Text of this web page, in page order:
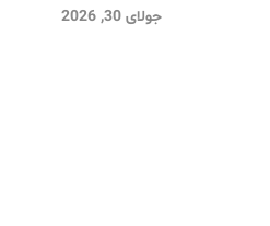
جولای 30, 2026